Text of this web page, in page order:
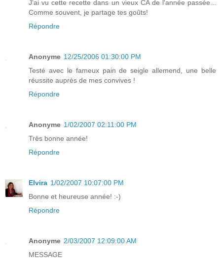
J'ai vu cette recette dans un vieux CA de l'année passée...
Comme souvent, je partage tes goûts!
Répondre
Anonyme 12/25/2006 01:30:00 PM
Testé avec le fameux pain de seigle allemend, une belle
réussite auprès de mes convives !
Répondre
Anonyme 1/02/2007 02:11:00 PM
Très bonne année!
Répondre
Elvira 1/02/2007 10:07:00 PM
Bonne et heureuse année! :-)
Répondre
Anonyme 2/03/2007 12:09:00 AM
MESSAGE